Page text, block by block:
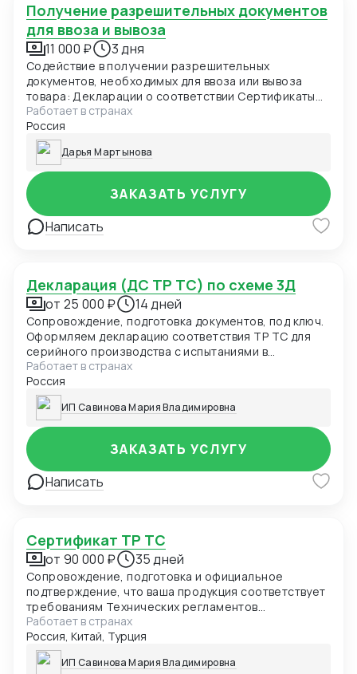
Получение разрешительных документов
для ввоза и вывоза
11 000 ₽ 3 дня
Содействие в получении разрешительных
документов, необходимых для ввоза или вывоза
товара: Декларации о соответствии Сертификаты
соответствия Свидетельства о государственной
регистрации Идентификационные заключения
ФСТЭК Лицензии
Работает в странах
Россия
Дарья Мартынова
Написать
ЗАКАЗАТЬ УСЛУГУ
Декларация (ДС ТР ТС) по схеме 3Д
от 25 000 ₽ 14 дней
Сопровождение, подготовка документов, под ключ.
Оформляем декларацию соответствия ТР ТС для
серийного производства с испытаниями в
аккредитованной лабораторией и контролем
производства.
Работает в странах
Россия
ИП Савинова Мария Владимировна
Написать
ЗАКАЗАТЬ УСЛУГУ
Сертификат ТР ТС
от 90 000 ₽ 35 дней
Сопровождение, подготовка и официальное
подтверждение, что ваша продукция соответствует
требованиям Технических регламентов
Таможенного союза (ЕАЭС). Обязателен для ввоза
и продажи товаров в России и странах ЕАЭС.
Работает в странах
Россия, Китай, Турция
ИП Савинова Мария Владимировна